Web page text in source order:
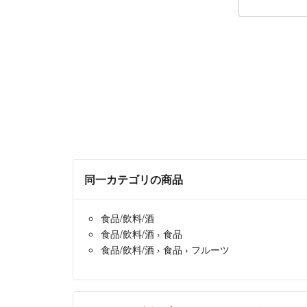
同一カテゴリの商品
食品/飲料/酒
食品/飲料/酒 › 食品
食品/飲料/酒 › 食品 › フルーツ